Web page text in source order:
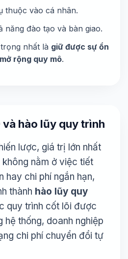
thuộc vào cá nhân.
năng đào tạo và bàn giao.
nhất là giữ được sự ổn
rộng quy mô.
và hào lũy quy trình
lược, giá trị lớn nhất
không nằm ở việc tiết
hay chi phí ngắn hạn,
thành hào lũy quy
quy trình cốt lõi được
hệ thống, doanh nghiệp
chi phí chuyển đổi tự